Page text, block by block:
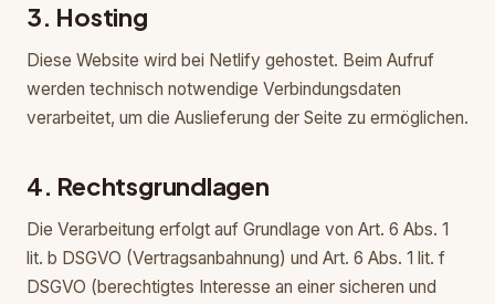
3. Hosting
Diese Website wird bei Netlify gehostet. Beim Aufruf
werden technisch notwendige Verbindungsdaten
verarbeitet, um die Auslieferung der Seite zu ermöglichen.
4. Rechtsgrundlagen
Die Verarbeitung erfolgt auf Grundlage von Art. 6 Abs. 1
lit. b DSGVO (Vertragsanbahnung) und Art. 6 Abs. 1 lit. f
DSGVO (berechtigtes Interesse an einer sicheren und